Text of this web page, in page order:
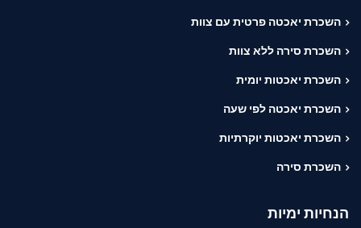
השכרת יאכטה פרטית עם צוות
השכרת סירה ללא צוות
השכרת יאכטות יומית
השכרת יאכטה לפי שעה
השכרת יאכטות יוקרתיות
השכרת סירה
הנחיות ימיות